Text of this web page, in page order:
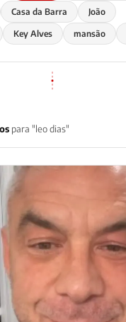
Casa da Barra João
Key Alves mansão
para "leo dias"